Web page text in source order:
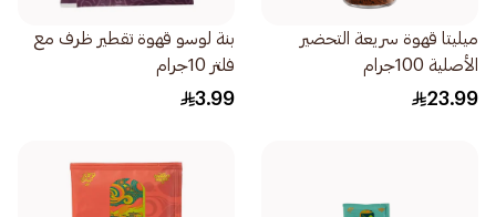
ميليتا قهوة سريعة التحضير
الأصلية 100جرام
23.99
بنة لوسو قهوة تقطير ظرف مع
فلتر 10جرام
3.99